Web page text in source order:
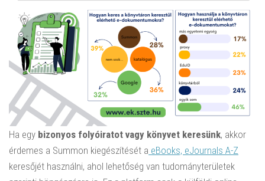
Ha egy bizonyos folyóiratot vagy könyvet keresünk, akkor
érdemes a Summon kiegészítését a eBooks, eJournals A-Z
keresőjét használni, ahol lehetőség van tudományterületek